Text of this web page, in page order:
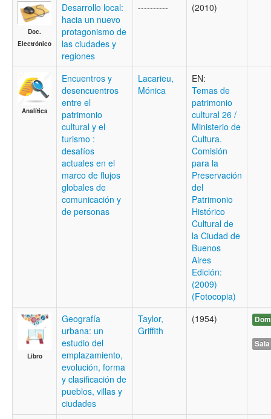
Doc.
Electrónico
Desarrollo local:
hacia un nuevo
protagonismo de
las ciudades y
regiones
---------- (2010)
Analítica
Encuentros y
desencuentros
entre el
patrimonio
cultural y el
turismo :
desafíos
actuales en el
marco de flujos
globales de
comunicación y
de personas
Lacarieu,
Mónica
EN:
Temas de
patrimonio
cultural 26 /
Ministerio de
Cultura.
Comisión
para la
Preservación
del
Patrimonio
Histórico
Cultural de
la Ciudad de
Buenos
Aires
Edición:
(2009)
(Fotocopia)
Libro
Geografía
urbana: un
estudio del
emplazamiento,
evolución, forma
y clasificación de
pueblos, villas y
ciudades
Taylor,
Griffith
(1954)
Sala